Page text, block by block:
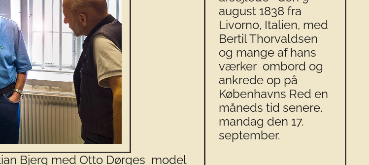
med Otto Dørges model
august 1838 fra
Livorno, Italien, med
Bertil Thorvaldsen
og mange af hans
værker ombord og
ankrede op på
Københavns Red en
måneds tid senere.
mandag den 17.
september.